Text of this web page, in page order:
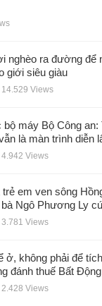
nghèo ra đường để
giới siêu giàu
14.529 Views
bộ máy Bộ Công an:
là màn trình diễn
4.942 Views
trẻ em ven sông
Ngô Phương Ly
3.781 Views
ở, không phải để
đánh thuế Bất
2.428 Views